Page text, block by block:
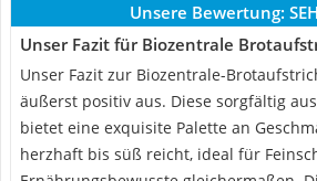
Unsere Bewertung:
Unser Fazit für Biozentrale
Unser Fazit zur Biozentrale-
äußerst positiv aus. Diese sorgfältig
bietet eine exquisite Palette an
herzhaft bis süß reicht, ideal für